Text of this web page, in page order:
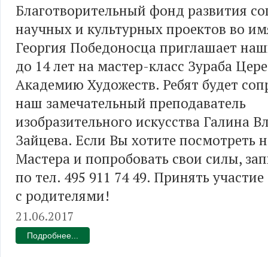
Благотворительный фонд развития
научных и культурных проектов во
Георгия Победоносца приглашает
до 14 лет на мастер-класс Зураба
Академию Художеств. Ребят будет
наш замечательный преподаватель
изобразительного искусства Галина
Зайцева. Если Вы хотите посмотреть
Мастера и попробовать свои силы,
по тел. 495 911 74 49. Принять
с родителями!
21.06.2017
Подробнее...